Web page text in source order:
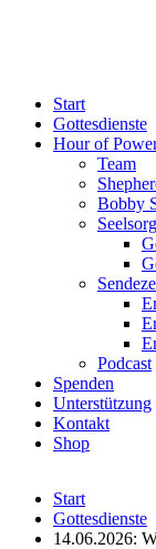
Start
Gottesdienste
Hour of
Team
Bobby
Podcast
Spenden
Unterstützung
Kontakt
Shop
Start
Gottesdienste
14.06.2026: